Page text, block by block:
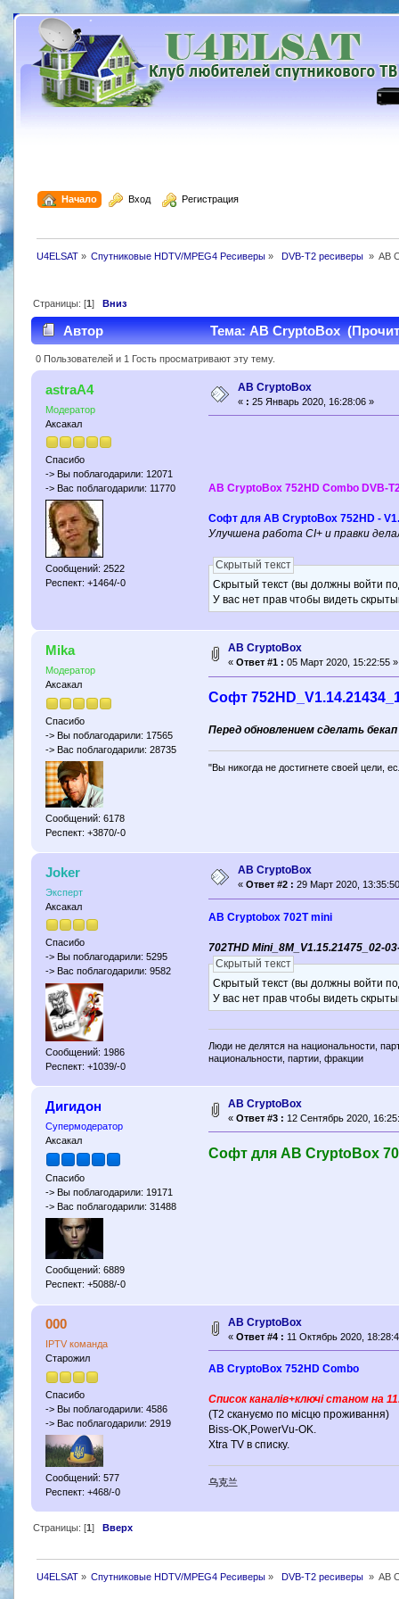
Начало Вход Регистрация
U4ELSAT» Спутниковые HDTV/MPEG4 Ресиверы » DVB-T2 ресиверы » AB
Страницы: [1] Вниз
Автор Тема: AB CryptoBox
0 Пользователей и 1 Гость просматривают эту тему.
astraA4
Модератор
Аксакал
Спасибо
-> Вы поблагодарили: 12071
-> Вас поблагодарили: 11770
Сообщений: 2522
Респект: +1464/-0
AB CryptoBox
« : 25 Январь 2020, 16:28:06 »
AB CryptoBox 752HD Combo DVB-
Софт для AB CryptoBox 752HD -
Улучшена работа CI+ и правки
Скрытый текст
Скрытый текст (вы должны войти
У вас нет прав чтобы видеть
Mika
Модератор
Аксакал
Спасибо
-> Вы поблагодарили: 17565
-> Вас поблагодарили: 28735
Сообщений: 6178
Респект: +3870/-0
AB CryptoBox
« Ответ #1 : 05 Март 2020, 15:22:55 »
Софт
Перед обновлением сделать бекап
"Вы никогда не достигнете своей цели,
Joker
Эксперт
Аксакал
Спасибо
-> Вы поблагодарили: 5295
-> Вас поблагодарили: 9582
Сообщений: 1986
Респект: +1039/-0
AB CryptoBox
« Ответ #2 : 29 Март 2020,
AB Cryptobox 702T mini
702THD Mini_8M_V1.15.21475_02-
Скрытый текст
Скрытый текст (вы должны войти
У вас нет прав чтобы видеть
Люди не делятся на национальности,
национальности, партии, фракции
Дигидон
Супермодератор
Аксакал
Спасибо
-> Вы поблагодарили: 19171
-> Вас поблагодарили: 31488
Сообщений: 6889
Респект: +5088/-0
AB CryptoBox
« Ответ #3 : 12 Сентябрь 2020,
Софт для AB CryptoBox
000
IPTV команда
Старожил
Спасибо
-> Вы поблагодарили: 4586
-> Вас поблагодарили: 2919
Сообщений: 577
Респект: +468/-0
AB CryptoBox
« Ответ #4 : 11 Октябрь 2020,
AB CryptoBox 752HD Combo
Список каналів+ключі станом на
(Т2 скануємо по місцю проживання)
Biss-OK,PowerVu-OK.
Xtra TV в списку.
乌克兰
Страницы: [1 ] Вверх
U4ELSAT» Спутниковые HDTV/MPEG4 Ресиверы » DVB-T2 ресиверы » AB